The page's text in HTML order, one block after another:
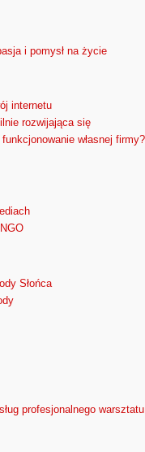
i pomysł na życie
internetu
rozwijająca się
własnej firmy?
Słońca
profesjonalnego warsztatu